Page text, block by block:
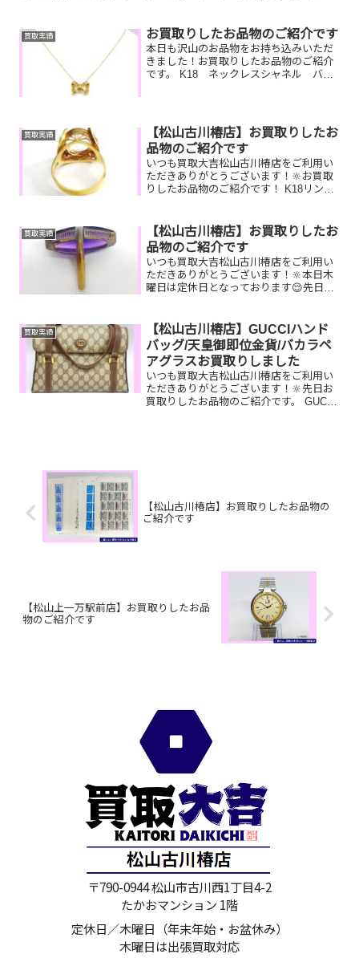
買取実績 お買取りしたお品物のご紹介です
本日も沢山のお品物をお持ち込みいただ
きました！お買取りしたお品物のご紹介
です。 K18 ネックレスシャネル バッ
物があれば是非お持ち...
買取実績
【松山古川椿店】お買取りしたお
品物のご紹介です
いつも買取大吉松山古川椿店をご利用い
ただきありがとうございます！🔆お買取
りしたお品物のご紹介です！ K18リン
品物はございませんか？そのお品物ぜ
ひ！買取大吉松山古川...
買取実績
【松山古川椿店】お買取りしたお
品物のご紹介です
いつも買取大吉松山古川椿店をご利用い
ただきありがとうございます！🔆本日木
曜日は定休日となっております😌先日お
計 古銭家で眠っているお品物はござ
いませんか？そのお品物ぜ...
買取実績
【松山古川椿店】GUCCIハンド
バッグ/天皇御即位金貨/バカラペ
アグラスお買取りしました
いつも買取大吉松山古川椿店をご利用い
ただきありがとうございます！🔆先日お
買取りしたお品物のご紹介です。 GUCCI
【松山古川椿店】お買取りしたお品物の
ご紹介です
【松山上一万駅前店】お買取りしたお品
物のご紹介です
〒790-0944 松山市古川西1丁目4-2
たかおマンション 1階
定休日／木曜日（年末年始・お盆休み）
木曜日は出張買取対応